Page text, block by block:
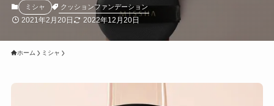
ミシャ クッションファンデーション
2021年2月20日 2022年12月20日
ホーム ミシャ